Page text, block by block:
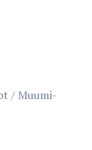
/ Muumi-